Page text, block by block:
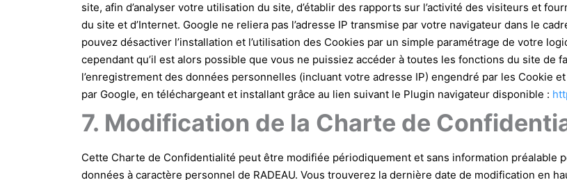
site, afin d’analyser votre utilisation du site, d’établir des rapports sur l’activité des visiteurs et
du site et d’Internet. Google ne reliera pas l’adresse IP transmise par votre navigateur dans le
pouvez désactiver l’installation et l’utilisation des Cookies par un simple paramétrage de votre
cependant qu’il est alors possible que vous ne puissiez accéder à toutes les fonctions du site de
l’enregistrement des données personnelles (incluant votre adresse IP) engendré par les Cookie
par Google, en téléchargeant et installant grâce au lien suivant le Plugin navigateur disponible :
7. Modification de la Charte de
Cette Charte de Confidentialité peut être modifiée périodiquement et sans information préalable
données à caractère personnel de RADEAU. Vous trouverez la dernière date de modification en